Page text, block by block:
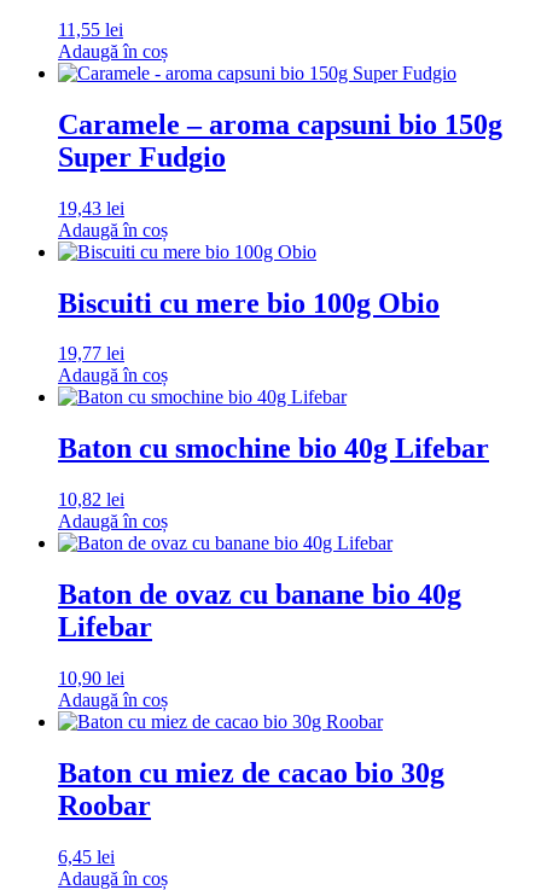
11,55 lei
Adaugă în coș
Caramele – aroma capsuni bio 150g
Super Fudgio
19,43 lei
Adaugă în coș
Biscuiti cu mere bio 100g Obio
19,77 lei
Adaugă în coș
Baton cu smochine bio 40g Lifebar
10,82 lei
Adaugă în coș
Baton de ovaz cu banane bio 40g
Lifebar
10,90 lei
Adaugă în coș
Baton cu miez de cacao bio 30g
Roobar
6,45 lei
Adaugă în coș